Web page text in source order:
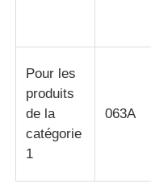
IC de l'UART
Le détecteur d'ADC
Circuits intégrés RF
Pour les
produits
de la
catégorie
1
063A